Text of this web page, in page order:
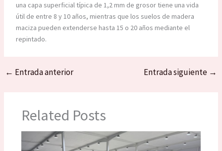
una capa superficial típica de 1,2 mm de grosor tiene una vida
útil de entre 8 y 10 años, mientras que los suelos de madera
maciza pueden extenderse hasta 15 o 20 años mediante el
repintado.
← Entrada anterior Entrada siguiente →
Related Posts